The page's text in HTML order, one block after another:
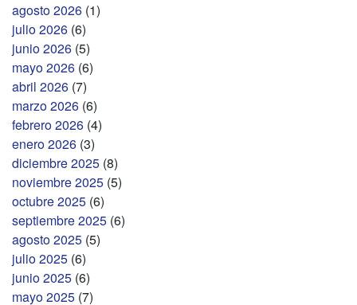
agosto 2026 (1)
julio 2026 (6)
junio 2026 (5)
mayo 2026 (6)
abril 2026 (7)
marzo 2026 (6)
febrero 2026 (4)
enero 2026 (3)
diciembre 2025 (8)
noviembre 2025 (5)
octubre 2025 (6)
septiembre 2025 (6)
agosto 2025 (5)
julio 2025 (6)
junio 2025 (6)
mayo 2025 (7)